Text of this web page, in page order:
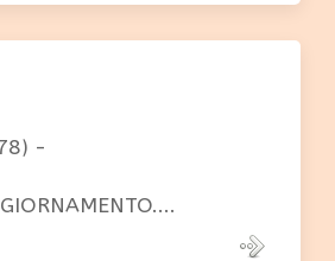
-